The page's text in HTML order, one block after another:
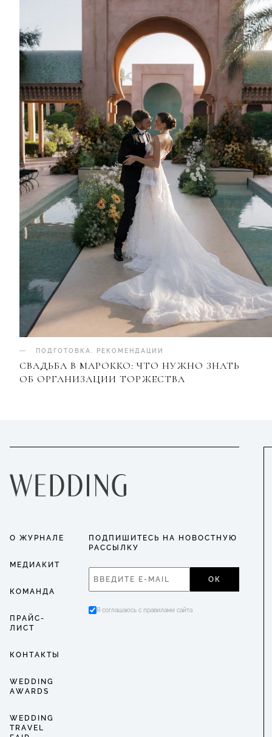
ПОДГОТОВКА РЕКОМЕНДАЦИИ
СВАДЬБА В МАРОККО: ЧТО НУЖНО ЗНАТЬ
ОБ ОРГАНИЗАЦИИ ТОРЖЕСТВА
О ЖУРНАЛЕ
МЕДИАКИТ
КОМАНДА
ПРАЙС-
ЛИСТ
КОНТАКТЫ
WEDDING
AWARDS
WEDDING
TRAVEL
ПОДПИШИТЕСЬ НА НОВОСТНУЮ
РАССЫЛКУ
ОК
Я соглашаюсь с правилами сайта